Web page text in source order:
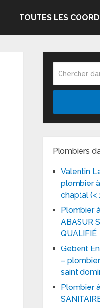
TOUTES LES
Plombiers
Valentin
plombier
chaptal (<
Plombier
ABASUR
QUALIFIÉ
Geberit
–
saint
Plombier